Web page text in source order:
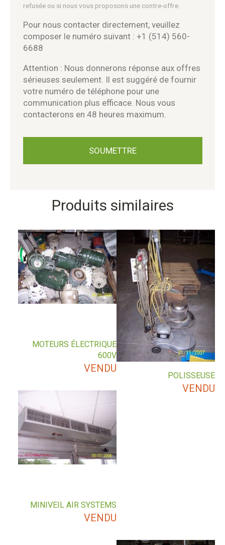
refusée ou si nous vous proposons une contre-offre.
Pour nous contacter directement, veuillez
composer le numéro suivant : +1 (514) 560-
6688
Attention : Nous donnerons réponse aux offres
sérieuses seulement. Il est suggéré de fournir
votre numéro de téléphone pour une
communication plus efficace. Nous vous
contacterons en 48 heures maximum.
Produits similaires
POLISSEUSE
VENDU
MOTEURS ÉLECTRIQUE
600V
VENDU
MINIVEIL AIR SYSTEMS
VENDU